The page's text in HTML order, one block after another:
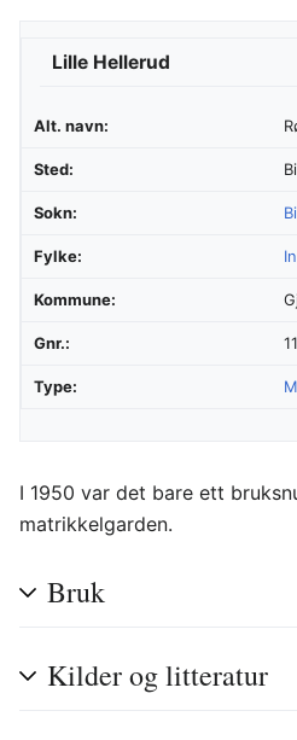
Lille Hellerud
Alt. navn:
Sted:
Sokn:
Fylke:
Kommune:
Gnr.:
Type:
I 1950 var det bare ett
matrikkelgarden.
Bruk
Kilder og litteratur